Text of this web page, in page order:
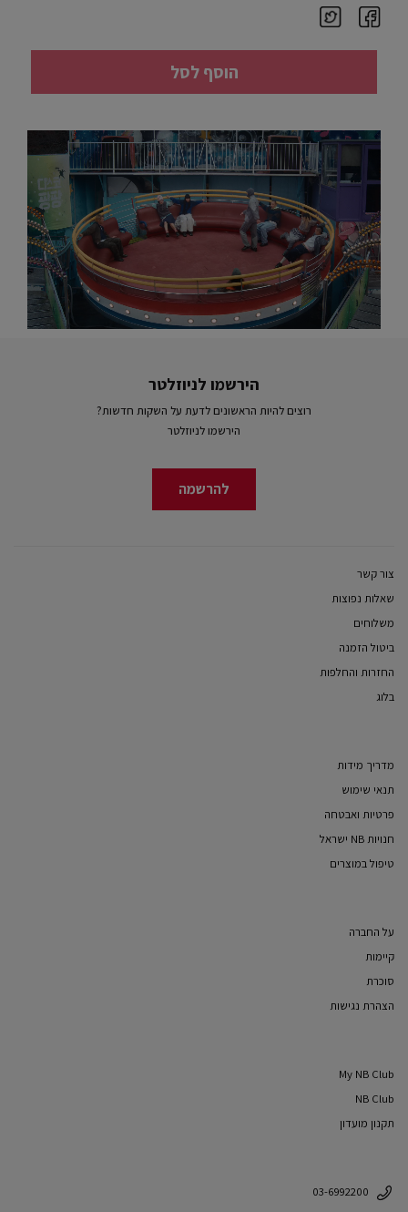
הוסף לסל
הירשמו לניוזלטר
רוצים להיות הראשונים לדעת על השקות חדשות?
הירשמו לניוזלטר
להרשמה
צור קשר
שאלות נפוצות
משלוחים
ביטול הזמנה
החזרות והחלפות
בלוג
מדריך מידות
תנאי שימוש
פרטיות ואבטחה
חנויות NB ישראל
טיפול במוצרים
על החברה
קיימות
סוכרת
הצהרת נגישות
My NB Club
NB Club
תקנון מועדון
03-6992200